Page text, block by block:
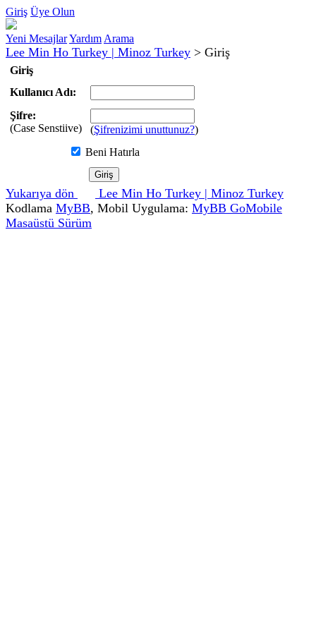
Giriş Üye Olun
Yeni MesajlarYardım Arama
Lee Min Ho Turkey | Minoz Turkey > Giriş
Giriş
Kullanıcı Adı:
Şifre:
(Case Senstiive)
(Şifrenizimi unuttunuz?)
Beni Hatırla
Yukarıya dön
Lee Min Ho Turkey | Minoz Turkey
Kodlama MyBB, Mobil Uygulama: MyBB GoMobile
Masaüstü Sürüm